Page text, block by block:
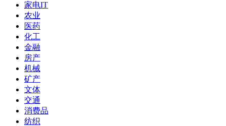
家电IT
农业
医药
化工
金融
房产
机械
矿产
文体
交通
消费品
纺织